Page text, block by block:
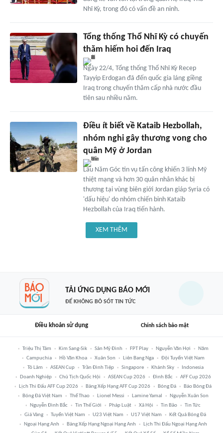
Nhĩ Kỳ, trong đó có vấn đề an ninh.
Tổng thống Thổ Nhĩ Kỳ có chuyến
thăm hiếm hoi đến Iraq
Ngày 22/4, Tổng thống Thổ Nhĩ Kỳ Recep
Tayyip Erdogan đã đến quốc gia láng giềng
Iraq trong chuyến thăm cấp nhà nước đầu
tiên sau nhiều năm.
Điều ít biết về Kataib Hezbollah,
nhóm nghi gây thương vong cho
quân Mỹ ở Jordan
Lầu Năm Góc tin vụ tấn công khiến 3 lính Mỹ
thiệt mạng và hơn 30 quân nhân khác bị
thương tại vùng biên giới Jordan giáp Syria có
'dấu hiệu' do nhóm chiến binh Kataib
Hezbollah của Iraq tiến hành.
XEM THÊM
TẢI ỨNG DỤNG BÁO MỚI
ĐỂ KHÔNG BỎ SÓT TIN TỨC
Điều khoản sử dụng Chính sách bảo mật
Triệu Thị Tâm Kim Sang-Sik Sân Mỹ Đình FPT Play Nguyễn Văn Hợi
Năm
Campuchia
Hồ Văn Khoa Xuân Son Liên Bang Nga
Đội Tuyển Việt Nam
Tô Lâm
ASEAN Cup Trần Đình Tiệp Singapore Khánh Sky
Indonesia
Doanh Nghiệp
Chủ Tịch Quốc Hội ASEAN Cup 2026 Đình Bắc
AFF Cup 2026
Lịch Thi Đấu AFF Cup 2026
Bảng Xếp Hạng AFF Cup 2026 Bóng Đá
Báo Bóng Đá
Bóng Đá Việt Nam
Thể Thao Lionel Messi Lamine Yamal
Nguyễn Xuân Son
Nguyễn Đình Bắc
Tin Thế Giới Pháp Luật Xã Hội Tin Bão
Tin Tức
Giá Vàng
Tuyển Việt Nam U23 Việt Nam U17 Việt Nam
Kết Quả Bóng Đá
Ngoại Hạng Anh
Bảng Xếp Hạng Ngoại Hạng Anh
Lịch Thi Đấu Ngoại Hạng Anh